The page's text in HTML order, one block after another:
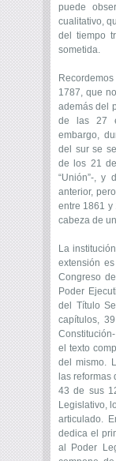
puede
cualitativo,
del tiempo
sometida.
1787, que
además del
de las 27
embargo,
del sur se
de los 21
“Unión”-, y
anterior,
entre 1861 y
cabeza de
La
extensión
Congreso
Poder
del Título
capítulos,
el texto
del mismo.
las
43 de sus
Legislativo,
articulado.
dedica el
al Poder